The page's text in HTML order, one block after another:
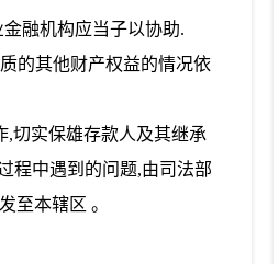
融机构应当子以协助.
的其他财产权益的情况依
,切实保雄存款人及其继承
程中遇到的问题,由司法部
至本辖区 。